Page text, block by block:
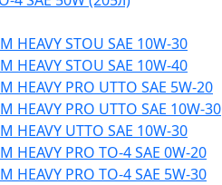
HEAVY STOU SAE 10W-30
HEAVY STOU SAE 10W-40
HEAVY PRO UTTO SAE 5W-20
HEAVY PRO UTTO SAE 10W-30
HEAVY UTTO SAE 10W-30
HEAVY PRO TO-4 SAE 0W-20
HEAVY PRO TO-4 SAE 5W-30